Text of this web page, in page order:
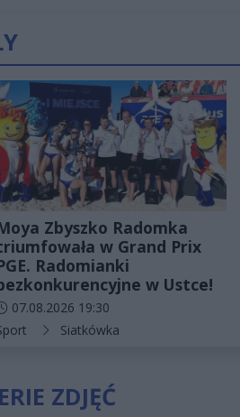
Zbyszko Radomka
w Grand Prix
Radomianki
w Ustce!
dodania artykułu:
07.08.2026 19:30
artykułu:
Siatkówka
ZDJĘĆ